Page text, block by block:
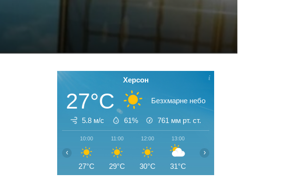
Херсон
27°C Безхмарне небо
5.8 м/с 61% 761 мм рт. ст.
10:00
27°C
11:00
29°C
12:00
30°C
13:00
31°C
‹ ›